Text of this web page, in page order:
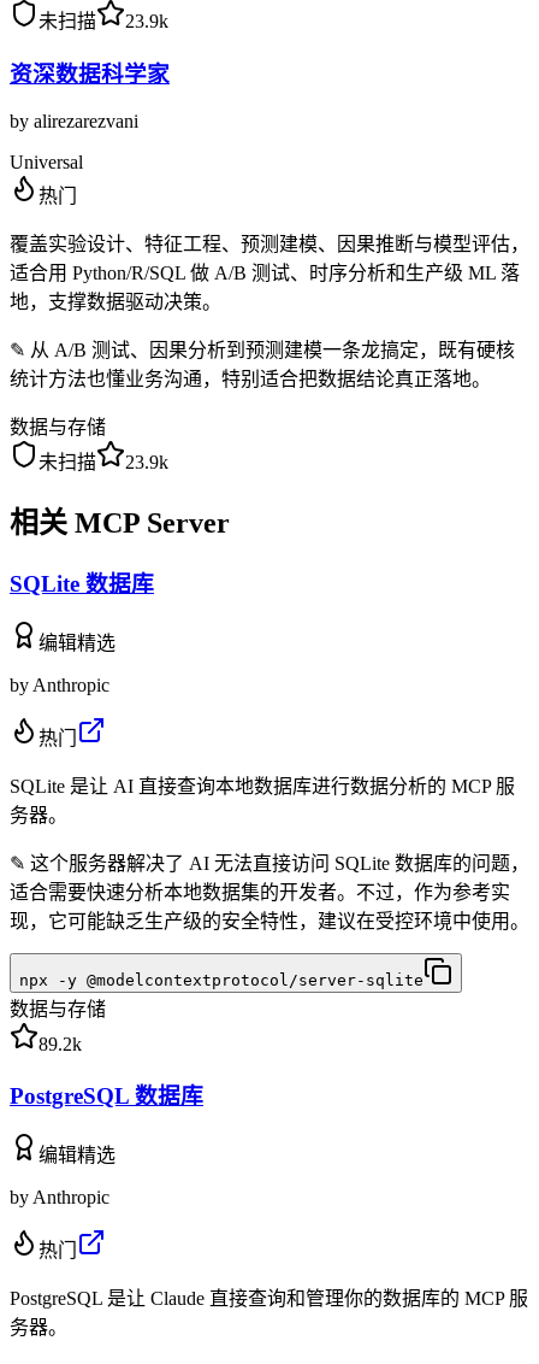
未扫描
23.9k
资深数据科学家
by alirezarezvani
Universal
热门
覆盖实验设计、特征工程、预测建模、因果推断与模型评估，
适合用 Python/R/SQL 做 A/B 测试、时序分析和生产级 ML 落
地，支撑数据驱动决策。
✎ 从 A/B 测试、因果分析到预测建模一条龙搞定，既有硬核
统计方法也懂业务沟通，特别适合把数据结论真正落地。
数据与存储
未扫描
23.9k
相关 MCP Server
SQLite 数据库
编辑精选
by Anthropic
热门
SQLite 是让 AI 直接查询本地数据库进行数据分析的 MCP 服
务器。
✎ 这个服务器解决了 AI 无法直接访问 SQLite 数据库的问题，
适合需要快速分析本地数据集的开发者。不过，作为参考实
现，它可能缺乏生产级的安全特性，建议在受控环境中使用。
npx -y @modelcontextprotocol/server-sqlite
数据与存储
89.2k
PostgreSQL 数据库
编辑精选
by Anthropic
热门
PostgreSQL 是让 Claude 直接查询和管理你的数据库的 MCP 服
务器。